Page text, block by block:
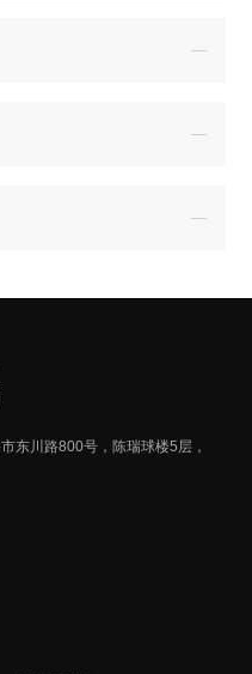
东川路800号，陈瑞球楼5层，